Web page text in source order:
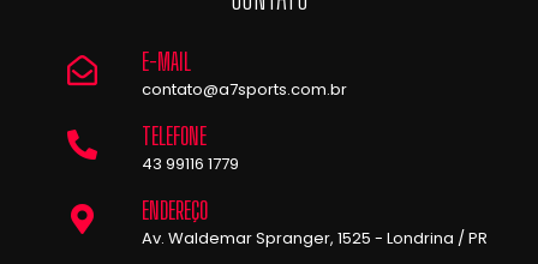
E-MAIL
contato@a7sports.com.br
TELEFONE
43 99116 1779
ENDEREÇO
Av. Waldemar Spranger, 1525 - Londrina / PR